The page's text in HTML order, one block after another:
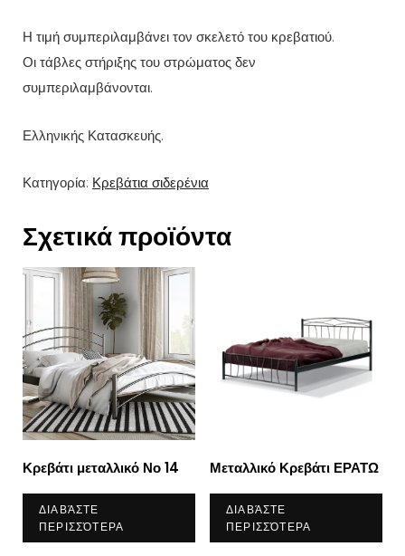
Η τιμή συμπεριλαμβάνει τον σκελετό του κρεβατιού.
Οι τάβλες στήριξης του στρώματος δεν
συμπεριλαμβάνονται.
Ελληνικής Κατασκευής.
Κατηγορία: Κρεβάτια σιδερένια
Σχετικά προϊόντα
Κρεβάτι μεταλλικό Νο 14
ΔΙΑΒΆΣΤΕ
ΠΕΡΙΣΣΌΤΕΡΑ
Μεταλλικό Κρεβάτι ΕΡΑΤΩ
ΔΙΑΒΆΣΤΕ
ΠΕΡΙΣΣΌΤΕΡΑ